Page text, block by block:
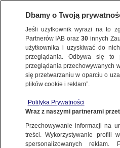
BIZNES
ZE ŚWIATA
miejsce na
20.05.2017, 16:29
Dbamy o Twoją
Jeśli użytkownik wyrazi na to
Partnerów IAB oraz30 innych
użytkownika i uzyskiwać do
przeglądania. Odbywa się to
przeglądania przechowywanych
się przetwarzaniu w oparciu o
plików cookie i reklam”.
Polityka Prywatności
Wraz z naszymi partnerami
Przechowywanie informacji na
treści. Wykorzystywanie profili
spersonalizowanych